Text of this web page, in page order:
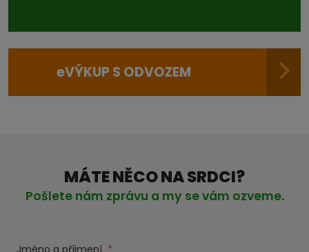
eVÝKUP S ODVOZEM
MÁTE NĚCO NA SRDCI?
Pošlete nám zprávu a my se vám ozveme.